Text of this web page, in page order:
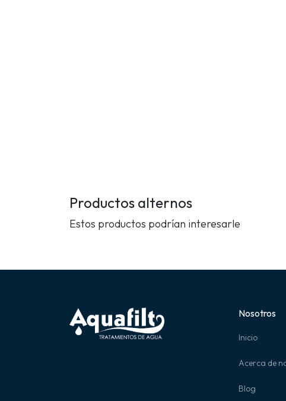
Productos alternos
Estos productos podrían interesarle
Nosotros
Inicio
Acerca de
Blog